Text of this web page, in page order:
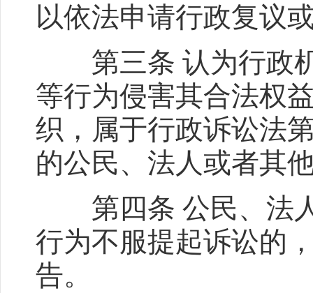
以依法申请行政复议
第三条 认为行政机
等行为侵害其合法权
织，属于行政诉讼法
的公民、法人或者其
第四条 公民、法人
行为不服提起诉讼的
告。